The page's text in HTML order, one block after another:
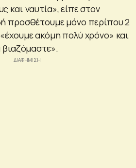
και ναυτία», είπε στον
προσθέτουμε μόνο περίπου 2
ακόμη πολύ χρόνο» και
βιαζόμαστε».